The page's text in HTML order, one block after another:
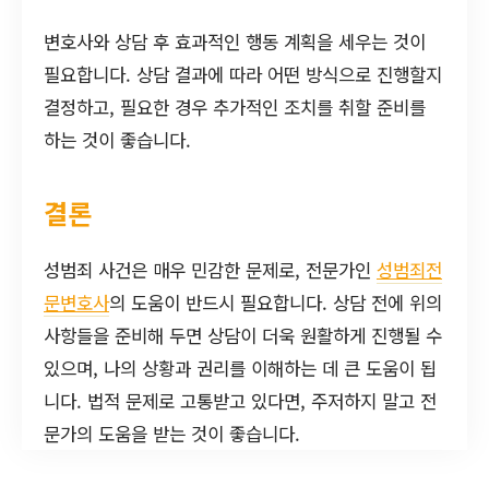
변호사와 상담 후 효과적인 행동 계획을 세우는 것이
필요합니다. 상담 결과에 따라 어떤 방식으로 진행할지
결정하고, 필요한 경우 추가적인 조치를 취할 준비를
하는 것이 좋습니다.
결론
성범죄 사건은 매우 민감한 문제로, 전문가인 성범죄전
문변호사의 도움이 반드시 필요합니다. 상담 전에 위의
사항들을 준비해 두면 상담이 더욱 원활하게 진행될 수
있으며, 나의 상황과 권리를 이해하는 데 큰 도움이 됩
니다. 법적 문제로 고통받고 있다면, 주저하지 말고 전
문가의 도움을 받는 것이 좋습니다.